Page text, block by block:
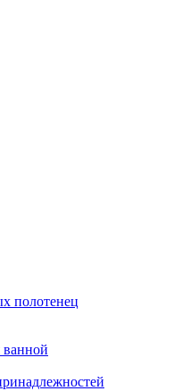
полотенец
ванной